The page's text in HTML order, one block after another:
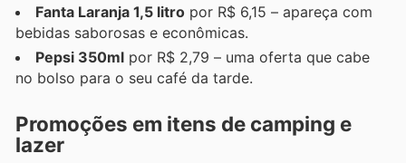
Fanta Laranja 1,5 litro por R$ 6,15 – apareça com
bebidas saborosas e econômicas.
Pepsi 350ml por R$ 2,79 – uma oferta que cabe
no bolso para o seu café da tarde.
Promoções em itens de camping e
lazer